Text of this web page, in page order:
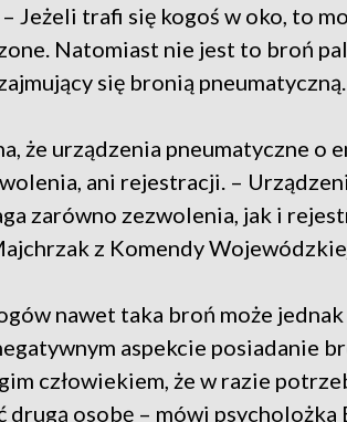
Jeżeli trafi się kogoś w oko, to
Natomiast nie jest to broń
się bronią pneumatyczną.
że urządzenia pneumatyczne o
ani rejestracji. –
zarówno zezwolenia, jak i
z Komendy
nawet taka broń może jednak
aspekcie posiadanie
człowiekiem, że w razie
drugą osobę – mówi